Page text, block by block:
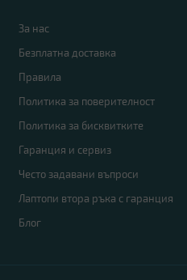
За нас
Безплатна доставка
Правила
Политика за поверителност
Политика за бисквитките
Гаранция и сервиз
Често задавани въпроси
Лаптопи втора ръка с гаранция
Блог